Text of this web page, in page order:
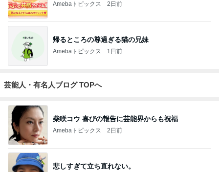
Amebaトピックス 2日前
帰るところの尊過ぎる猫の兄妹
Amebaトピックス 1日前
芸能人・有名人ブログ TOPへ
柴咲コウ 喜びの報告に芸能界からも祝福
Amebaトピックス 2日前
悲しすぎて立ち直れない。